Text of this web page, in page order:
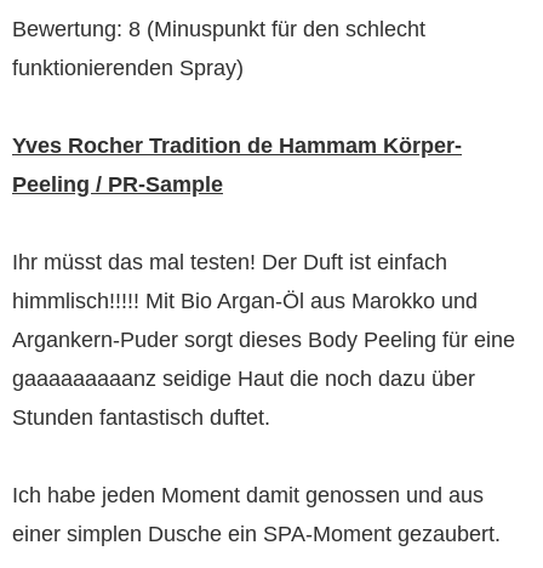
Bewertung: 8 (Minuspunkt für den schlecht
funktionierenden Spray)
Yves Rocher Tradition de Hammam Körper-
Peeling / PR-Sample
Ihr müsst das mal testen! Der Duft ist einfach
himmlisch!!!!! Mit Bio Argan-Öl aus Marokko und
Argankern-Puder sorgt dieses Body Peeling für eine
gaaaaaaaaanz seidige Haut die noch dazu über
Stunden fantastisch duftet.
Ich habe jeden Moment damit genossen und aus
einer simplen Dusche ein SPA-Moment gezaubert.